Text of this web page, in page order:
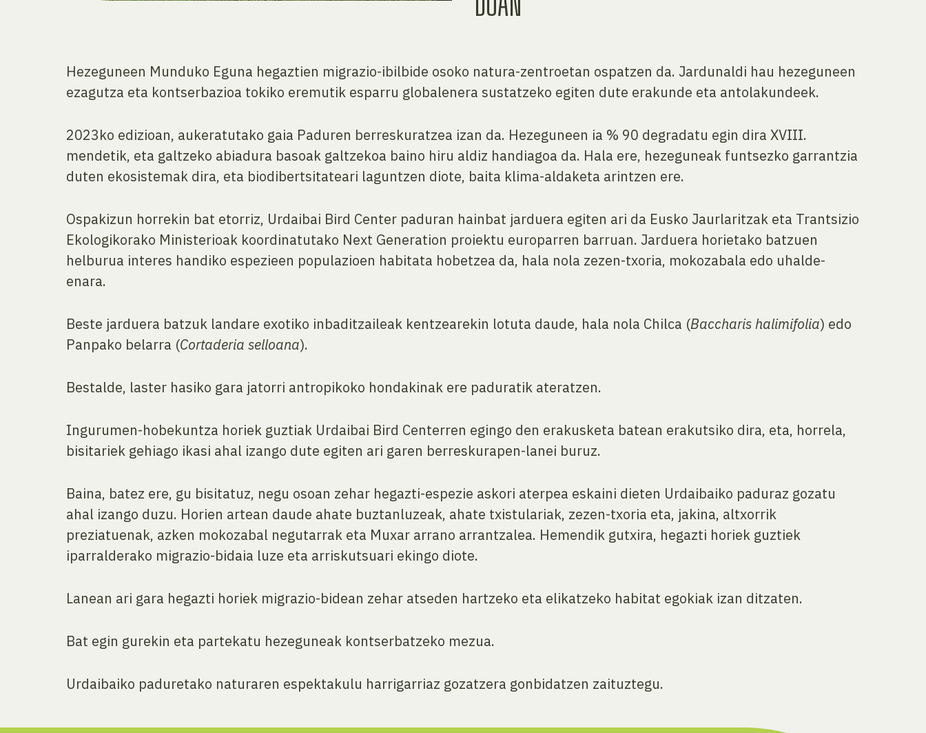
Hezeguneen Munduko Eguna hegaztien migrazio-ibilbide osoko natura-zentroetan ospatzen da. Jardunaldi hau hezeguneen
ezagutza eta kontserbazioa tokiko eremutik esparru globalenera sustatzeko egiten dute erakunde eta antolakundeek.
2023ko edizioan, aukeratutako gaia Paduren berreskuratzea izan da. Hezeguneen ia % 90 degradatu egin dira XVIII.
mendetik, eta galtzeko abiadura basoak galtzekoa baino hiru aldiz handiagoa da. Hala ere, hezeguneak funtsezko garrantzia
duten ekosistemak dira, eta biodibertsitateari laguntzen diote, baita klima-aldaketa arintzen ere.
Ospakizun horrekin bat etorriz, Urdaibai Bird Center paduran hainbat jarduera egiten ari da Eusko Jaurlaritzak eta Trantsizio
Ekologikorako Ministerioak koordinatutako Next Generation proiektu europarren barruan. Jarduera horietako batzuen
helburua interes handiko espezieen populazioen habitata hobetzea da, hala nola zezen-txoria, mokozabala edo uhalde-
enara.
Beste jarduera batzuk landare exotiko inbaditzaileak kentzearekin lotuta daude, hala nola Chilca (Baccharis halimifolia) edo
Panpako belarra (Cortaderia selloana).
Bestalde, laster hasiko gara jatorri antropikoko hondakinak ere paduratik ateratzen.
Ingurumen-hobekuntza horiek guztiak Urdaibai Bird Centerren egingo den erakusketa batean erakutsiko dira, eta, horrela,
bisitariek gehiago ikasi ahal izango dute egiten ari garen berreskurapen-lanei buruz.
Baina, batez ere, gu bisitatuz, negu osoan zehar hegazti-espezie askori aterpea eskaini dieten Urdaibaiko paduraz gozatu
ahal izango duzu. Horien artean daude ahate buztanluzeak, ahate txistulariak, zezen-txoria eta, jakina, altxorrik
preziatuenak, azken mokozabal negutarrak eta Muxar arrano arrantzalea. Hemendik gutxira, hegazti horiek guztiek
iparralderako migrazio-bidaia luze eta arriskutsuari ekingo diote.
Lanean ari gara hegazti horiek migrazio-bidean zehar atseden hartzeko eta elikatzeko habitat egokiak izan ditzaten.
Bat egin gurekin eta partekatu hezeguneak kontserbatzeko mezua.
Urdaibaiko paduretako naturaren espektakulu harrigarriaz gozatzera gonbidatzen zaituztegu.